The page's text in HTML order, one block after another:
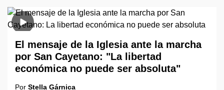
El mensaje de la Iglesia ante la marcha
por San Cayetano: "La libertad
económica no puede ser absoluta"
Por Stella Gárnica